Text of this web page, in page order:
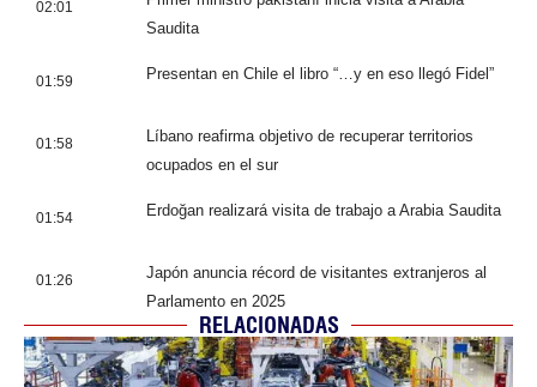
02:01
Saudita
01:59 Presentan en Chile el libro “…y en eso llegó Fidel”
01:58
Líbano reafirma objetivo de recuperar territorios
ocupados en el sur
01:54 Erdoğan realizará visita de trabajo a Arabia Saudita
01:26
Japón anuncia récord de visitantes extranjeros al
Parlamento en 2025
RELACIONADAS